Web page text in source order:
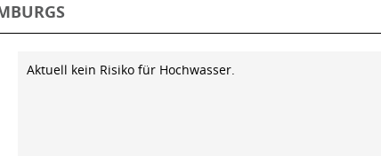
Aktuell kein Risiko für Hochwasser.